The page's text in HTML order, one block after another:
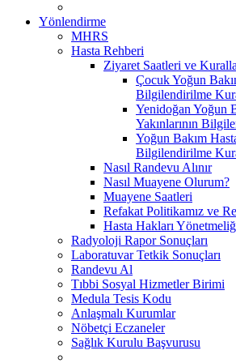
Yönlendirme
MHRS
Hasta Rehberi
Ziyaret Saatleri ve
Çocuk Yoğun
Bilgilendirilme
Yenidoğan Yoğun
Yakınlarının
Yoğun Bakım
Bilgilendirilme
Nasıl Randevu Alınır
Nasıl Muayene Olurum?
Muayene Saatleri
Refakat Politikamız ve
Hasta Hakları
Radyoloji Rapor Sonuçları
Laboratuvar Tetkik Sonuçları
Randevu Al
Tıbbi Sosyal Hizmetler Birimi
Medula Tesis Kodu
Anlaşmalı Kurumlar
Nöbetçi Eczaneler
Sağlık Kurulu Başvurusu